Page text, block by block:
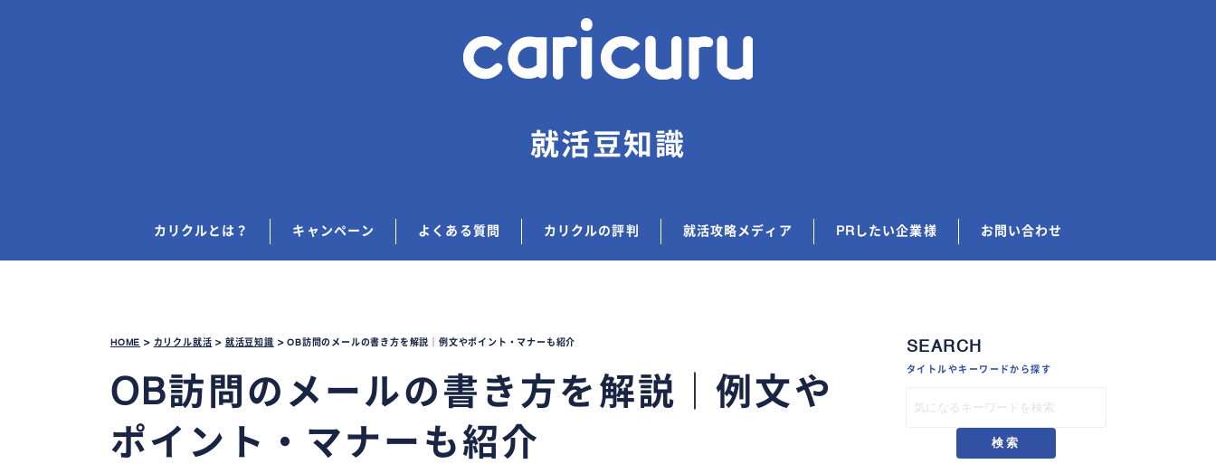
就活豆知識
カリクルとは？ キャンペーン よくある質問 カリクルの評判 就活攻略メディア PRしたい企業様 お問い合わせ
HOME > カリクル就活 > 就活豆知識 >OB訪問のメールの書き方を解説｜例文やポイント・マナーも紹介
OB訪問のメールの書き方を解説｜例文や
ポイント・マナーも紹介
SEARCH
タイトルやキーワードから探す
検索